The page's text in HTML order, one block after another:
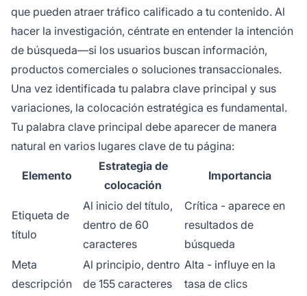
que pueden atraer tráfico calificado a tu contenido. Al
hacer la investigación, céntrate en entender la intención
de búsqueda—si los usuarios buscan información,
productos comerciales o soluciones transaccionales.
Una vez identificada tu palabra clave principal y sus
variaciones, la colocación estratégica es fundamental.
Tu palabra clave principal debe aparecer de manera
natural en varios lugares clave de tu página:
Elemento
Estrategia de
colocación
Importancia
Etiqueta de
título
Al inicio del título,
dentro de 60
caracteres
Crítica - aparece en
resultados de
búsqueda
Meta
descripción
Al principio, dentro
de 155 caracteres
Alta - influye en la
tasa de clics